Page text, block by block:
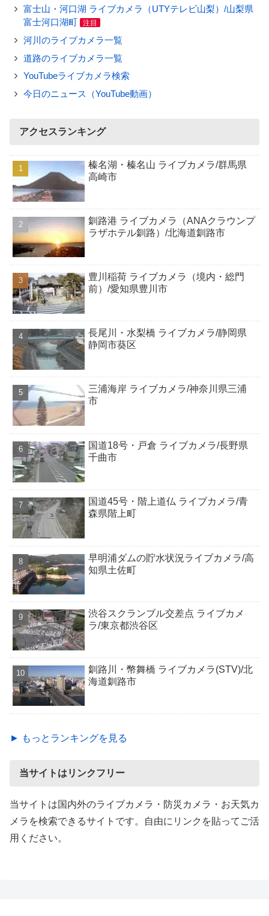
富士山・河口湖 ライブカメラ（UTYテレビ山梨）/山梨県
富士河口湖町
注目
河川のライブカメラ一覧
道路のライブカメラ一覧
YouTubeライブカメラ検索
今日のニュース（YouTube動画）
アクセスランキング
榛名湖・榛名山 ライブカメラ/群馬県
高崎市
釧路港 ライブカメラ（ANAクラウンプ
ラザホテル釧路）/北海道釧路市
豊川稲荷 ライブカメラ（境内・総門
前）/愛知県豊川市
長尾川・水梨橋 ライブカメラ/静岡県
静岡市葵区
三浦海岸 ライブカメラ/神奈川県三浦
市
国道18号・戸倉 ライブカメラ/長野県
千曲市
国道45号・階上道仏 ライブカメラ/青
森県階上町
早明浦ダムの貯水状況ライブカメラ/高
知県土佐町
渋谷スクランブル交差点 ライブカメ
ラ/東京都渋谷区
釧路川・幣舞橋 ライブカメラ(STV)/北
海道釧路市
► もっとランキングを見る
当サイトはリンクフリー
当サイトは国内外のライブカメラ・防災カメラ・お天気カ
メラを検索できるサイトです。自由にリンクを貼ってご活
用ください。